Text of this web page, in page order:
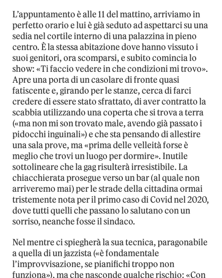
L’appuntamento è alle 11 del mattino, arriviamo in
perfetto orario e lui è già seduto ad aspettarci su una
sedia nel cortile interno di una palazzina in pieno
centro. È la stessa abitazione dove hanno vissuto i
suoi genitori, ora scomparsi, e subito comincia lo
show: «Ti faccio vedere in che condizioni mi trovo».
Apre una porta di un casolare di fronte quasi
fatiscente e, girando per le stanze, cerca di farci
credere di essere stato sfrattato, di aver contratto la
scabbia utilizzando una coperta che si trova a terra
(«ma non mi son trovato male, avendo già passato i
pidocchi inguinali») e che sta pensando di allestire
una sala prove, ma «prima delle velleità forse è
meglio che trovi un luogo per dormire». Inutile
sottolineare che la gag risulterà irresistibile. La
chiacchierata prosegue verso un bar (al quale non
arriveremo mai) per le strade della cittadina ormai
tristemente nota per il primo caso di Covid nel 2020,
dove tutti quelli che passano lo salutano con un
sorriso, neanche fosse il sindaco.
Nel mentre ci spiegherà la sua tecnica, paragonabile
a quella di un jazzista («è fondamentale
l’improvvisazione, se pianifichi troppo non
funziona»), ma che nasconde qualche rischio: «Con